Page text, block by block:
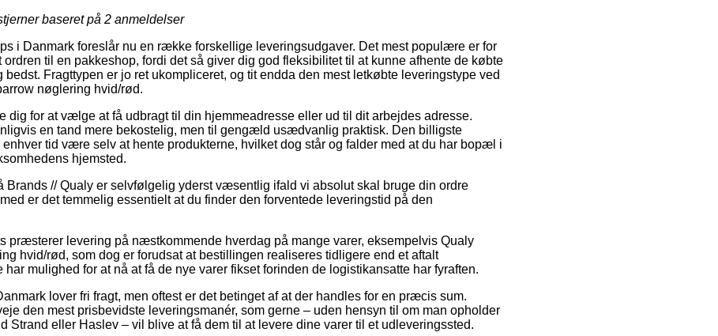
baseret på 2 anmeldelser
i Danmark foreslår nu en række forskellige leveringsudgaver. Det mest populære er for
til en pakkeshop, fordi det så giver dig god fleksibilitet til at kunne afhente de købte
bedst. Fragttypen er jo ret ukompliceret, og tit endda den mest letkøbte leveringstype ved
nøglering hvid/rød.
dig for at vælge at få udbragt til din hjemmeadresse eller ud til dit arbejdes adresse.
en tand mere bekostelig, men til gengæld usædvanlig praktisk. Den billigste
enhver tid være selv at hente produkterne, hvilket dog står og falder med at du har bopæl i
hjemsted.
Brands // Qualy er selvfølgelig yderst væsentlig ifald vi absolut skal bruge din ordre
er det temmelig essentielt at du finder den forventede leveringstid på den
præsterer levering på næstkommende hverdag på mange varer, eksempelvis Qualy
hvid/rød, som dog er forudsat at bestillingen realiseres tidligere end et aftalt
mulighed for at nå at få de nye varer fikset forinden de logistikansatte har fyraften.
lover fri fragt, men oftest er det betinget af at der handles for en præcis sum.
den mest prisbevidste leveringsmanér, som gerne – uden hensyn til om man opholder
Strand eller Haslev – vil blive at få dem til at levere dine varer til et udleveringssted.